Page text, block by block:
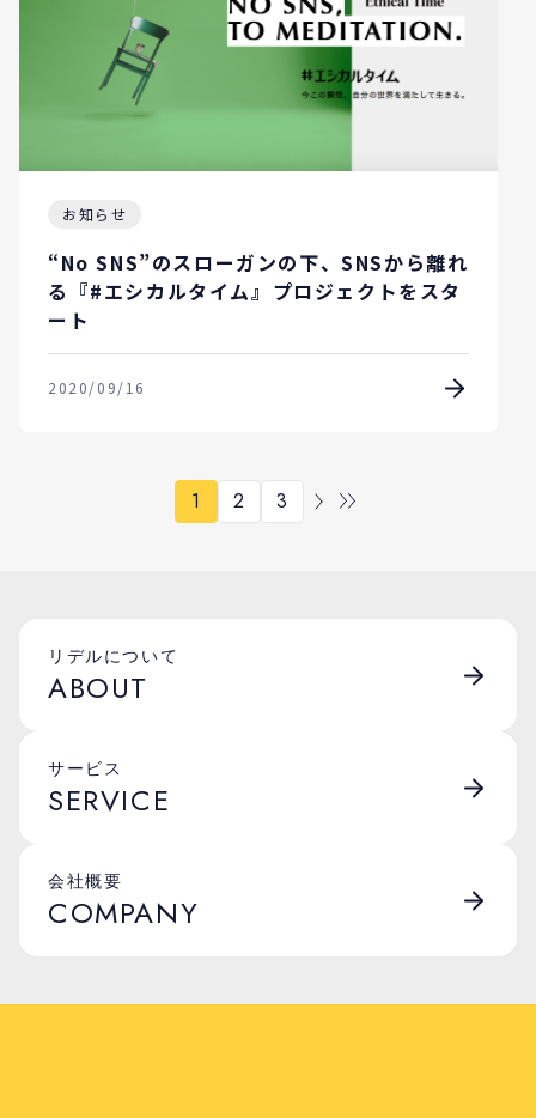
お知らせ
“No SNS”のスローガンの下、SNSから離れ
る『#エシカルタイム』プロジェクトをスタ
ート
2020/09/16
1 2 3
リデルについて
ABOUT
サービス
SERVICE
会社概要
COMPANY